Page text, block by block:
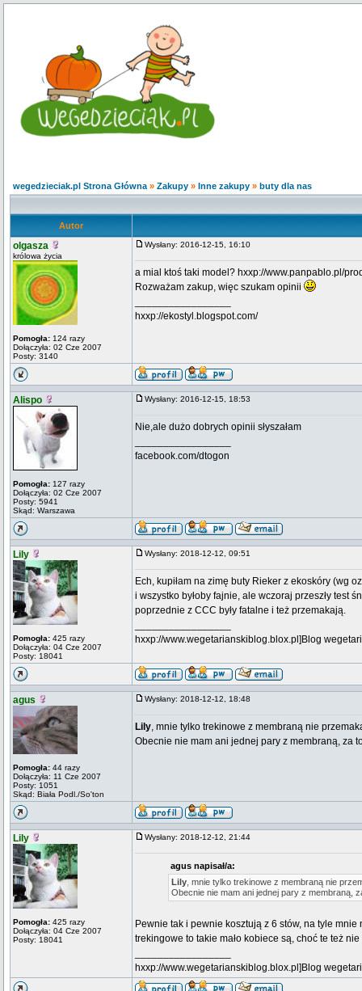
wegedzieciak.pl Strona Główna » Zakupy » Inne zakupy » buty dla nas
Autor
olgasza
królowa życia
Pomogła: 124 razy
Dołączyła: 02 Cze 2007
Posty: 3140
Wysłany: 2016-12-15, 16:10
a mial ktoś taki model? hxxp://www.panpablo.pl/
Rozważam zakup, więc szukam opinii
hxxp://ekostyl.blogspot.com/
Alispo
Pomogła: 127 razy
Dołączyła: 02 Cze 2007
Posty: 5941
Skąd: Warszawa
Wysłany: 2016-12-15, 18:53
Nie,ale dużo dobrych opinii słyszałam
facebook.com/dtogon
Lily
Pomogła: 425 razy
Dołączyła: 04 Cze 2007
Posty: 18041
Wysłany: 2018-12-12, 09:51
Ech, kupiłam na zimę buty Rieker z ekoskóry (wg
i wszystko byłoby fajnie, ale wczoraj przeszły test
poprzednie z CCC były fatalne i też przemakają.
hxxp://www.wegetarianskiblog.blox.pl]Blog
agus
Pomogła: 44 razy
Dołączyła: 11 Cze 2007
Posty: 1051
Skąd: Biała Podl./So'ton
Wysłany: 2018-12-12, 18:48
Lily, mnie tylko trekinowe z membraną nie
Obecnie nie mam ani jednej pary z membraną, za
Lily
Pomogła: 425 razy
Dołączyła: 04 Cze 2007
Posty: 18041
Wysłany: 2018-12-12, 21:44
agus napisał/a:
Lily , mnie tylko trekinowe z membraną nie
Obecnie nie mam ani jednej pary z membraną,
Pewnie tak i pewnie kosztują z 6 stów, na tyle mnie
trekingowe to takie mało kobiece są, choć te też
hxxp://www.wegetarianskiblog.blox.pl]Blog